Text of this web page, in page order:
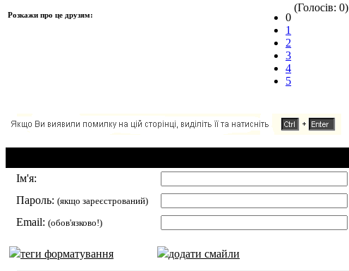
Розкажи про це друзям:
0
1
2
3
4
5
(Голосів: 0)
Ім'я:
Пароль: (якщо зареєстрований)
Email: (обов'язково!)
теги форматування додати смайли